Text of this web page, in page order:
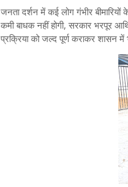
जनता दर्शन में कई लोग गंभीर
कमी बाधक नहीं होगी, सरकार भरपूर
प्रक्रिया को जल्द पूर्ण कराकर शासन में